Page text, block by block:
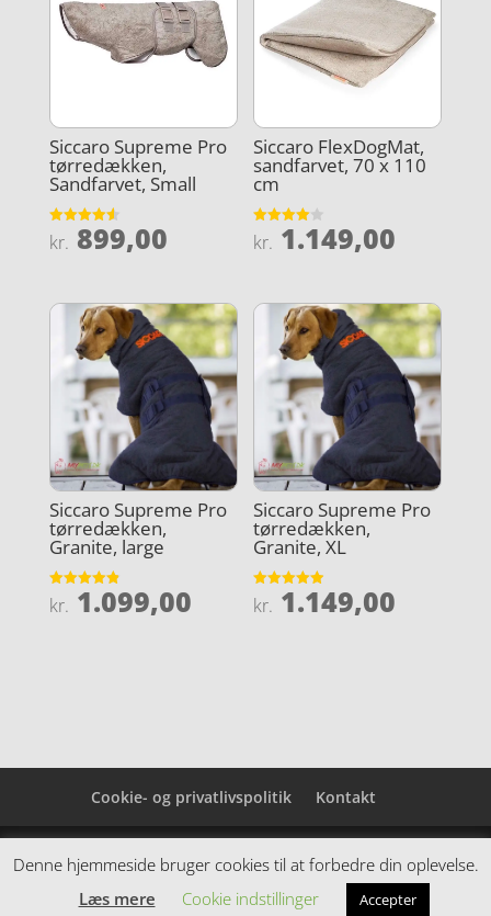
Siccaro Supreme Pro
tørredækken,
Sandfarvet, Small
Vurderet
4.6
kr. 899,00
Siccaro FlexDogMat,
sandfarvet, 70 x 110
cm
Vurderet
4
kr. 1.149,00
Siccaro Supreme Pro
tørredækken,
Granite, large
Vurderet
4.9
kr. 1.099,00
Siccaro Supreme Pro
tørredækken,
Granite, XL
Vurderet
4.9
kr. 1.149,00
Cookie- og privatlivspolitik Kontakt
Denne hjemmeside samler et bredt udvalg af
spændende varer. Siden er et affiiliatesite, og nogle
links kan være affiliatelinks.
Denne hjemmeside bruger cookies til at forbedre din oplevelse.
Læs mere
Cookie indstillinger Accepter